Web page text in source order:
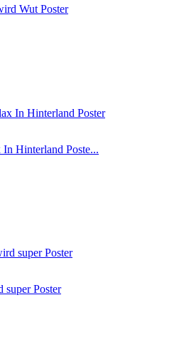
Wut Poster
Hinterland Poste...
Poster